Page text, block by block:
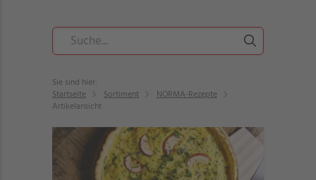
Sie sind hier:
Startseite
Sortiment
NORMA-Rezepte
Artikelansicht